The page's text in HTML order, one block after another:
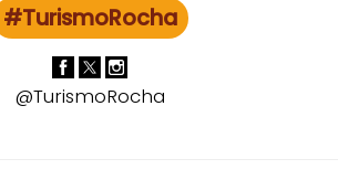
#TurismoRocha
@TurismoRocha